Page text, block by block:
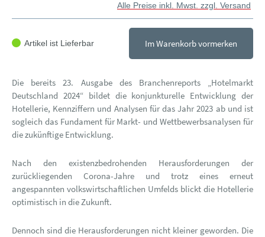
Alle Preise inkl. Mwst. zzgl. Versand
Artikel ist Lieferbar Im Warenkorb vormerken
Die bereits 23. Ausgabe des Branchenreports „Hotelmarkt
Deutschland 2024“ bildet die konjunkturelle Entwicklung der
Hotellerie, Kennziffern und Analysen für das Jahr 2023 ab und ist
sogleich das Fundament für Markt- und Wettbewerbsanalysen für
die zukünftige Entwicklung.
Nach den existenzbedrohenden Herausforderungen der
zurückliegenden Corona-Jahre und trotz eines erneut
angespannten volkswirtschaftlichen Umfelds blickt die Hotellerie
optimistisch in die Zukunft.
Dennoch sind die Herausforderungen nicht kleiner geworden. Die